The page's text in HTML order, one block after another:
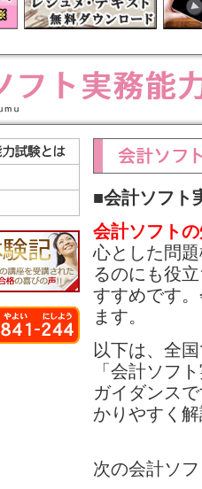
■会計ソフト
会計ソフト
心とした問
るのにも役
すすめです
ます。
以下は、全
「会計ソフ
ガイダンス
かりやすく
次の会計ソ